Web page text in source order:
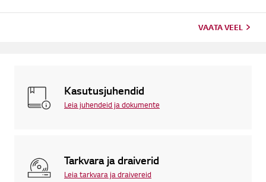
VAATA VEEL
Kasutusjuhendid
Leia juhendeid ja dokumente
Tarkvara ja draiverid
Leia tarkvara ja draivereid